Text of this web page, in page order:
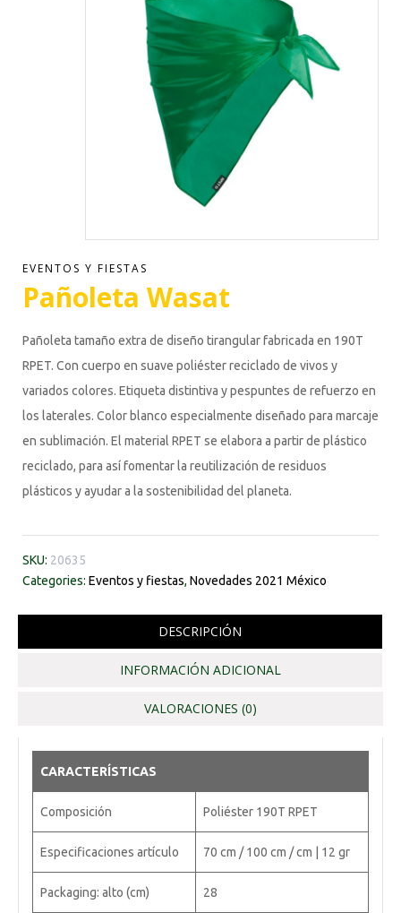
EVENTOS Y FIESTAS
Pañoleta Wasat
Pañoleta tamaño extra de diseño tirangular fabricada en 190T
RPET. Con cuerpo en suave poliéster reciclado de vivos y
variados colores. Etiqueta distintiva y pespuntes de refuerzo en
los laterales. Color blanco especialmente diseñado para marcaje
en sublimación. El material RPET se elabora a partir de plástico
reciclado, para así fomentar la reutilización de residuos
plásticos y ayudar a la sostenibilidad del planeta.
SKU: 20635
Categories: Eventos y fiestas, Novedades 2021 México
DESCRIPCIÓN
INFORMACIÓN ADICIONAL
VALORACIONES (0)
CARACTERÍSTICAS
Composición Poliéster 190T RPET
Especificaciones artículo 70 cm / 100 cm / cm | 12 gr
Packaging: alto (cm) 28